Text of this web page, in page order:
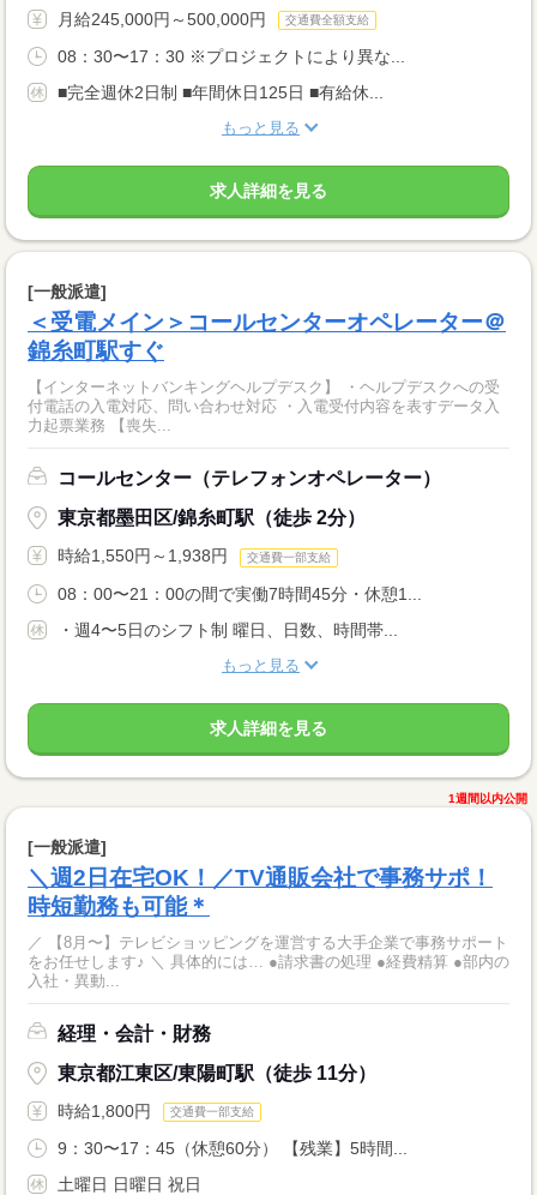
月給245,000円～500,000円 交通費全額支給
08：30〜17：30 ※プロジェクトにより異な...
■完全週休2日制 ■年間休日125日 ■有給休...
もっと見る
求人詳細を見る
[一般派遣]
＜受電メイン＞コールセンターオペレーター＠
錦糸町駅すぐ
【インターネットバンキングヘルプデスク】 ・ヘルプデスクへの受
付電話の入電対応、問い合わせ対応 ・入電受付内容を表すデータ入
力起票業務 【喪失...
コールセンター（テレフォンオペレーター）
東京都墨田区/錦糸町駅（徒歩 2分）
時給1,550円～1,938円 交通費一部支給
08：00〜21：00の間で実働7時間45分・休憩1...
・週4〜5日のシフト制 曜日、日数、時間帯...
もっと見る
求人詳細を見る
1週間以内公開
[一般派遣]
＼週2日在宅OK！／TV通販会社で事務サポ！
時短勤務も可能＊
／ 【8月〜】テレビショッピングを運営する大手企業で事務サポート
をお任せします♪ ＼ 具体的には… ●請求書の処理 ●経費精算 ●部内の
入社・異動...
経理・会計・財務
東京都江東区/東陽町駅（徒歩 11分）
時給1,800円 交通費一部支給
9：30〜17：45（休憩60分） 【残業】5時間...
土曜日 日曜日 祝日